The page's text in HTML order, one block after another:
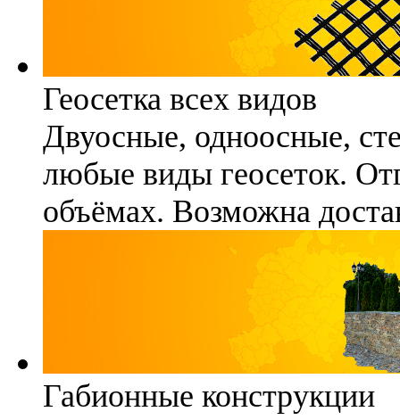
Геосетка всех видов
Двуосные, одноосные,
любые виды геосеток.
объёмах. Возможна
Габионные конструкции